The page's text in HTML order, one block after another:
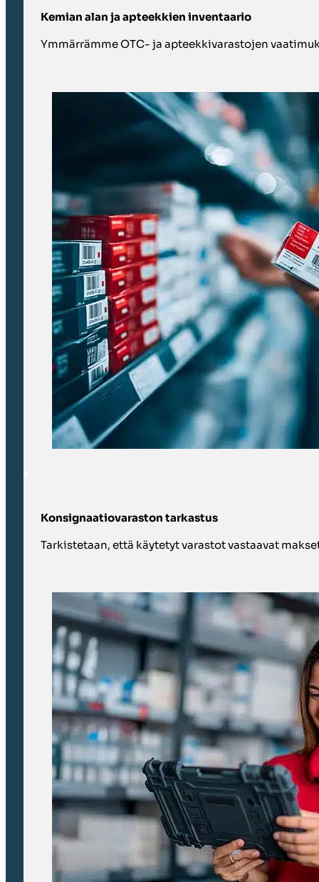
Kemian alan ja apteekkien inventaario
Ymmärrämme OTC- ja apteekkivarastojen
Konsignaatiovaraston tarkastus
Tarkistetaan, että käytetyt varastot vastaavat